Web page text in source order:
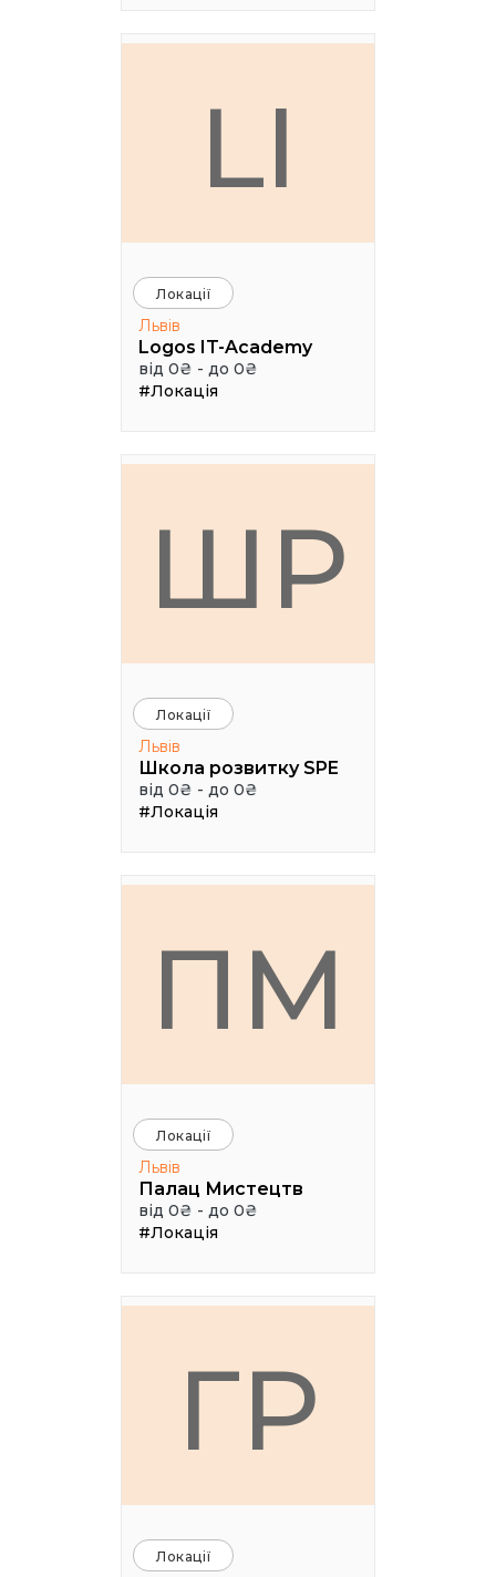
LI
Локації
Львів
Logos IT-Academy
від 0₴ - до 0₴
#Локація
ШР
Локації
Львів
Школа розвитку SPE
від 0₴ - до 0₴
#Локація
ПМ
Локації
Львів
Палац Мистецтв
від 0₴ - до 0₴
#Локація
ГР
Локації